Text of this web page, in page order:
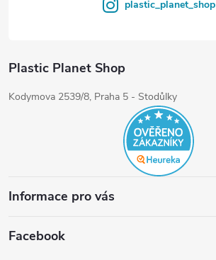
plastic_planet_shop
Plastic Planet Shop
Kodymova 2539/8, Praha 5 - Stodůlky
Informace pro vás
Facebook